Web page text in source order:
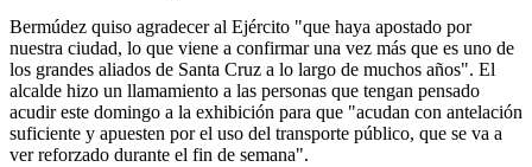
Bermúdez quiso agradecer al Ejército "que haya apostado por
nuestra ciudad, lo que viene a confirmar una vez más que es uno de
los grandes aliados de Santa Cruz a lo largo de muchos años". El
alcalde hizo un llamamiento a las personas que tengan pensado
acudir este domingo a la exhibición para que "acudan con antelación
suficiente y apuesten por el uso del transporte público, que se va a
ver reforzado durante el fin de semana".